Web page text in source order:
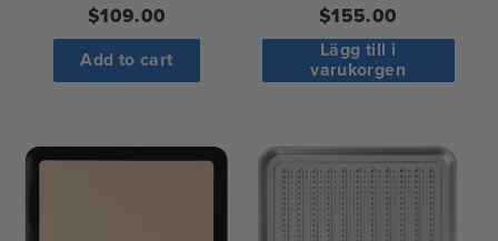
Ordinarie
pris
$109.00
Add to cart
Regular
price
$155.00
Lägg till i
varukorgen